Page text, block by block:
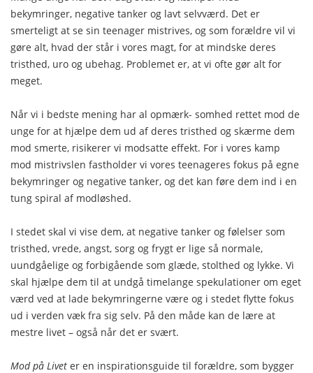
bekymringer, negative tanker og lavt selvværd. Det er
smerteligt at se sin teenager mistrives, og som forældre vil vi
gøre alt, hvad der står i vores magt, for at mindske deres
tristhed, uro og ubehag. Problemet er, at vi ofte gør alt for
meget.
Når vi i bedste mening har al opmærk- somhed rettet mod de
unge for at hjælpe dem ud af deres tristhed og skærme dem
mod smerte, risikerer vi modsatte effekt. For i vores kamp
mod mistrivslen fastholder vi vores teenageres fokus på egne
bekymringer og negative tanker, og det kan føre dem ind i en
tung spiral af modløshed.
I stedet skal vi vise dem, at negative tanker og følelser som
tristhed, vrede, angst, sorg og frygt er lige så normale,
uundgåelige og forbigående som glæde, stolthed og lykke. Vi
skal hjælpe dem til at undgå timelange spekulationer om eget
værd ved at lade bekymringerne være og i stedet flytte fokus
ud i verden væk fra sig selv. På den måde kan de lære at
mestre livet – også når det er svært.
Mod på Livet er en inspirationsguide til forældre, som bygger